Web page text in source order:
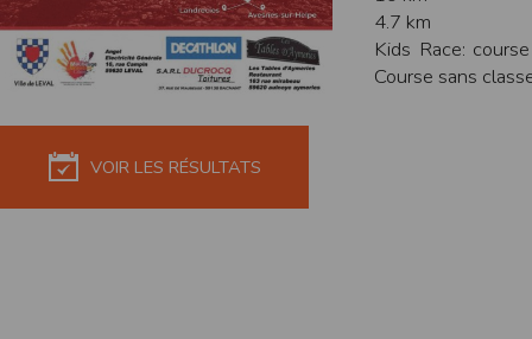
4.7 km
Kids Race:
Course sans
VOIR LES RÉSULTATS
de réponse ou de qualité. Il n’est prévu
La responsabilité de l’éditeur ne saurait
reconnaît et accepte que l’EDITEUR ne
Modification des conditions
et/ou de son exploitation.